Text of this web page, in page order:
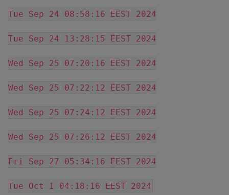
Tue Sep 24 08:58:16 EEST 2024
Tue Sep 24 13:28:15 EEST 2024
Wed Sep 25 07:20:16 EEST 2024
Wed Sep 25 07:22:12 EEST 2024
Wed Sep 25 07:24:12 EEST 2024
Wed Sep 25 07:26:12 EEST 2024
Fri Sep 27 05:34:16 EEST 2024
Tue Oct 1 04:18:16 EEST 2024